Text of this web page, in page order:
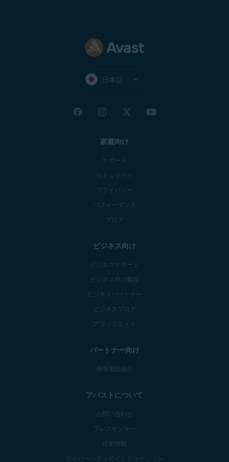
日本語
家庭向け
サポート
セキュリティ
プライバシー
パフォーマンス
ブログ
ビジネス向け
ビジネスサポート
ビジネス向け製品
ビジネスパートナー
ビジネスブログ
アフィリエイト
パートナー向け
携帯電話会社
アバストについて
お問い合わせ
プレスセンター
技術情報
ダイバーシティとインクルージョン